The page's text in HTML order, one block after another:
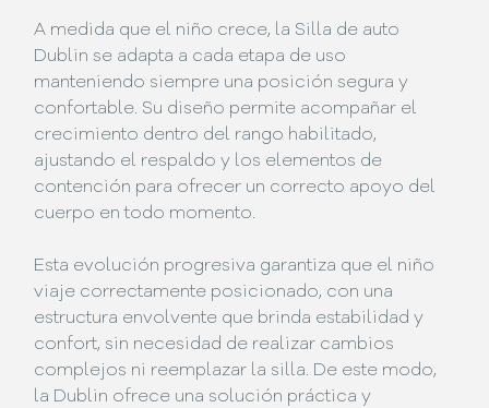
A medida que el niño crece, la Silla de auto
Dublin se adapta a cada etapa de uso
manteniendo siempre una posición segura y
confortable. Su diseño permite acompañar el
crecimiento dentro del rango habilitado,
ajustando el respaldo y los elementos de
contención para ofrecer un correcto apoyo del
cuerpo en todo momento.
Esta evolución progresiva garantiza que el niño
viaje correctamente posicionado, con una
estructura envolvente que brinda estabilidad y
confort, sin necesidad de realizar cambios
complejos ni reemplazar la silla. De este modo,
la Dublin ofrece una solución práctica y